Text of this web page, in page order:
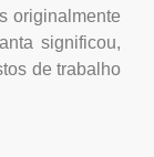
originalmente
significou,
de trabalho